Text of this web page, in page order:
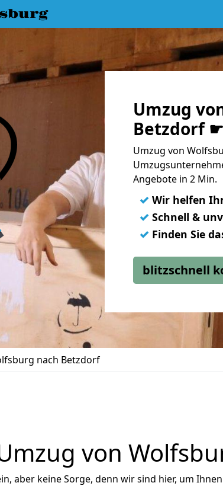
Umzug
Betzdorf
Umzug von
Angebote in 2 Min.
✓ Wir helfen
✓ Schnell &
✓ Finden Sie
blitzschnell
nach Betzdorf
von
aber keine Sorge, denn wir sind hier, um